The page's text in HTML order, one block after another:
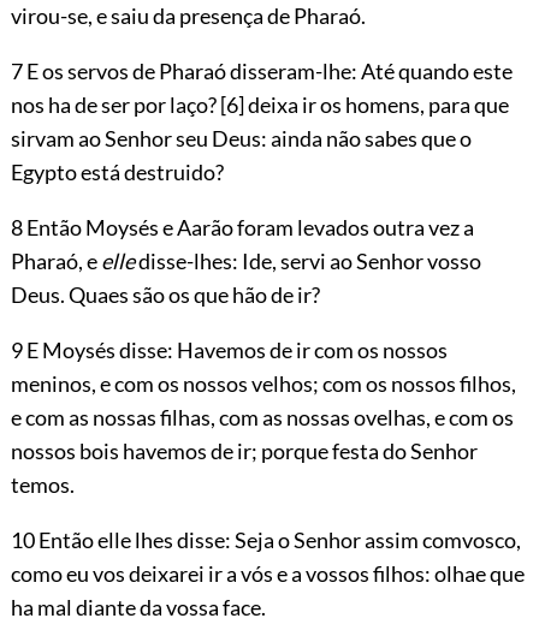
virou-se, e saiu da presença de Pharaó.
7 E os servos de Pharaó disseram-lhe: Até quando este
nos ha de ser por laço?[6]deixa ir os homens, para que
sirvam ao Senhor seu Deus: ainda não sabes que o
Egypto está destruido?
8 Então Moysés e Aarão foram levados outra vez a
Pharaó, eelledisse-lhes: Ide, servi ao Senhor vosso
Deus. Quaes são os que hão de ir?
9 E Moysés disse: Havemos de ir com os nossos
meninos, e com os nossos velhos; com os nossos filhos,
e com as nossas filhas, com as nossas ovelhas, e com os
nossos bois havemos de ir; porque festa do Senhor
temos.
10 Então elle lhes disse: Seja o Senhor assim comvosco,
como eu vos deixarei ir a vós e a vossos filhos: olhae que
ha mal diante da vossa face.